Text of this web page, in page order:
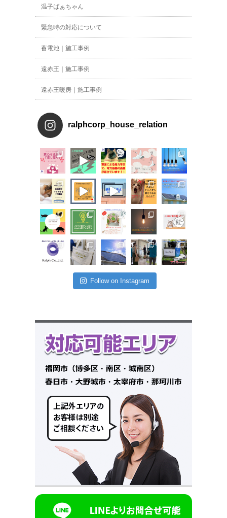
温子ばぁちゃん
緊急時の対応について
蓄電池｜施工事例
遠赤王｜施工事例
遠赤王暖房｜施工事例
ralphcorp_house_relation
Follow on Instagram